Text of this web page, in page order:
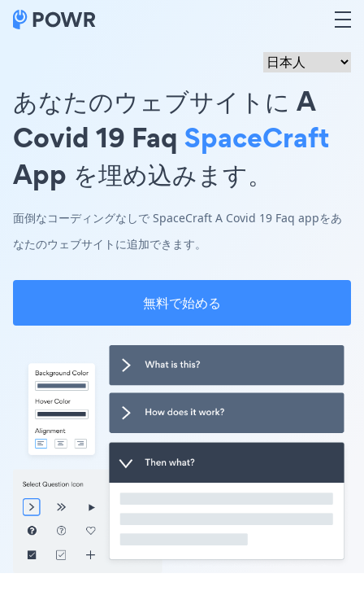
あなたのウェブサイトに A
Covid 19 Faq SpaceCraft
App を埋め込みます。
面倒なコーディングなしで SpaceCraft A Covid 19 Faq appをあ
なたのウェブサイトに追加できます。
無料で始める